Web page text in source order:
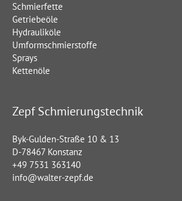
Schmierfette
Getriebeöle
Hydrauliköle
Umformschmierstoffe
Sprays
Kettenöle
Zepf Schmierungstechnik
Byk-Gulden-Straße 10 & 13
D-78467 Konstanz
+49 7531 363140
info@walter-zepf.de